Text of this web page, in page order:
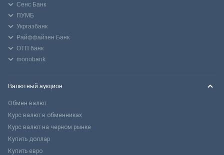
Сенс Банк
ПУМБ
Укргазбанк
Райффайзен Банк
ОТП банк
monobank
Валютный аукцион
Обмен валют
Курс валют в обменниках
Курс валют на черном рынке
Купить доллар
Купить евро